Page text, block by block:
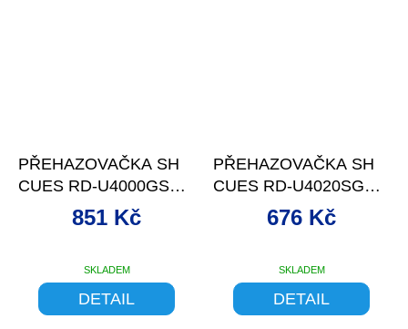
PŘEHAZOVAČKA SH
CUES RD-U4000GS
9S, MAX.46
SKLADEM
851 Kč
DETAIL
PŘEHAZOVAČKA SH
CUES RD-U4020SGS
9S, MAX.36
SKLADEM
676 Kč
DETAIL